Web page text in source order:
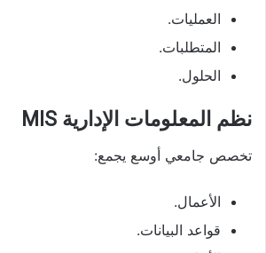
العمليات.
المتطلبات.
الحلول.
نظم المعلومات الإدارية MIS
تخصص جامعي أوسع يجمع:
الأعمال.
قواعد البيانات.